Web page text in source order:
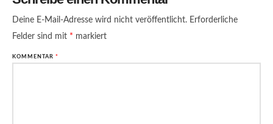
Deine E-Mail-Adresse wird nicht veröffentlicht. Erforderliche
Felder sind mit * markiert
KOMMENTAR *